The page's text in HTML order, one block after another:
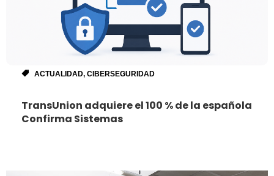
ACTUALIDAD, CIBERSEGURIDAD
TransUnion adquiere el 100 % de la española
Confirma Sistemas